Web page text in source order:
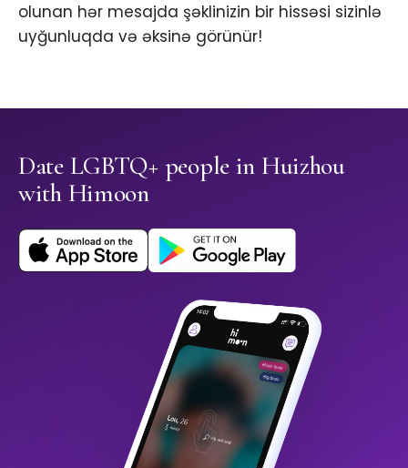
olunan hər mesajda şəklinizin bir hissəsi sizinlə
uyğunluqda və əksinə görünür!
Date LGBTQ+ people in Huizhou
with Himoon